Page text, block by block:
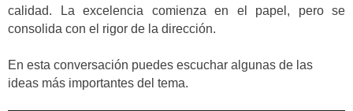
calidad. La excelencia comienza en el papel, pero se
consolida con el rigor de la dirección.
En esta conversación puedes escuchar algunas de las
ideas más importantes del tema.